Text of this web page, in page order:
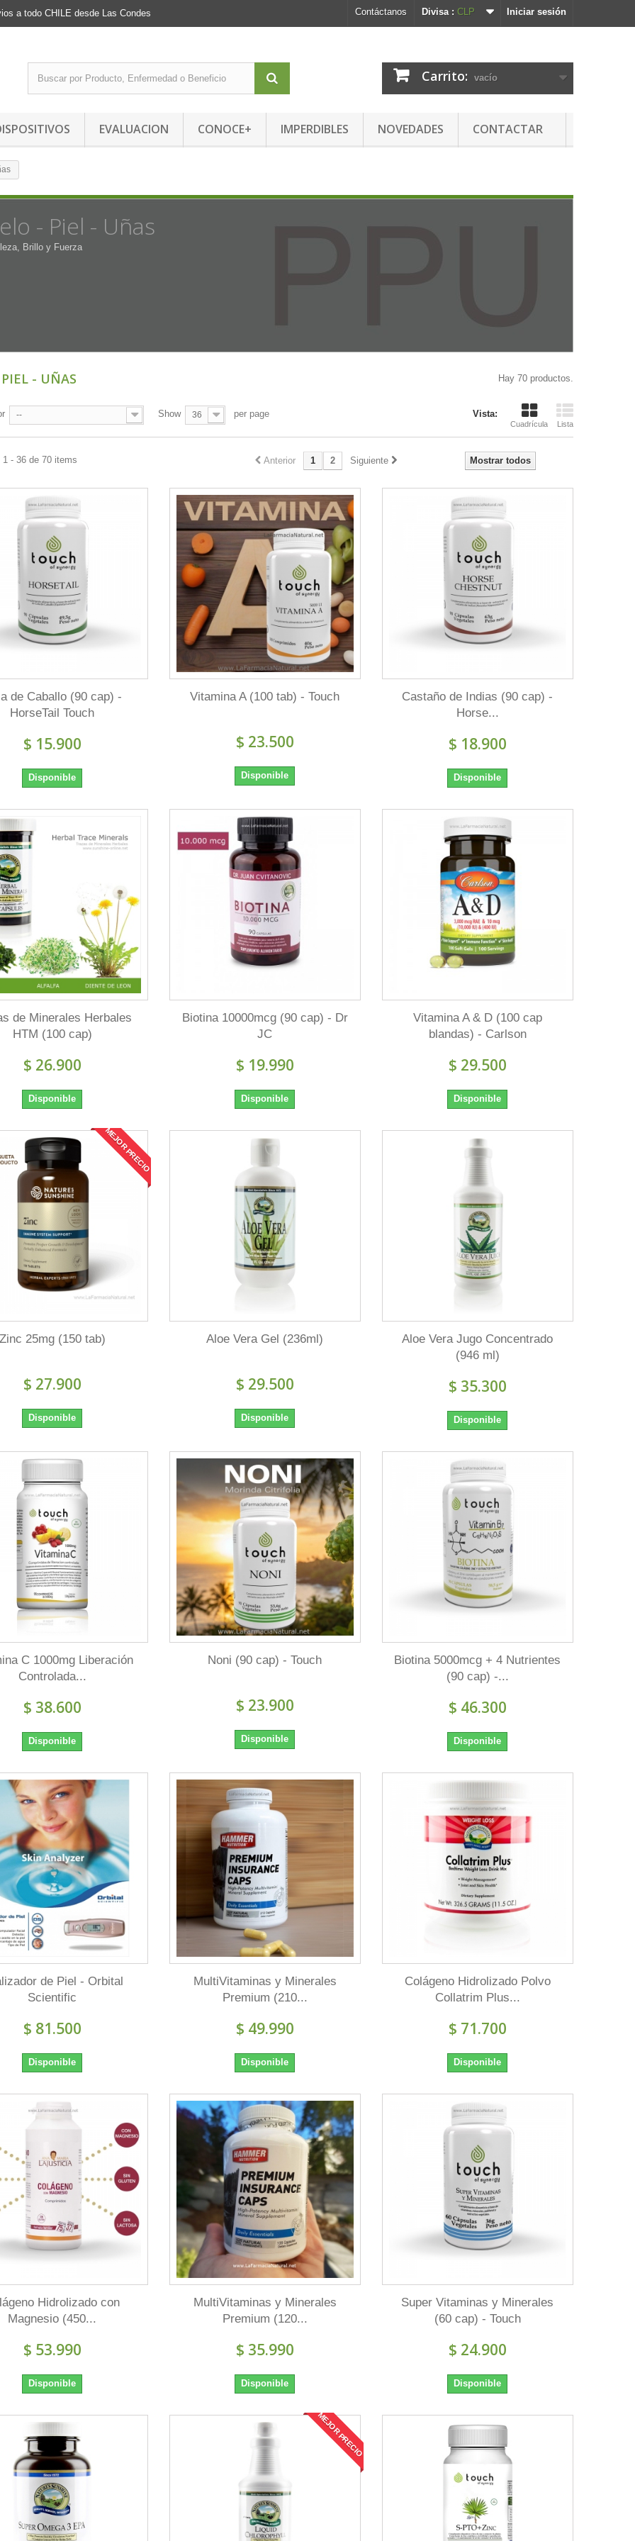
Iniciar sesión
Divisa : CLP
Contáctanos
a todo CHILE desde Las Condes
Carrito: vacío
EVALUACION CONOCE+ IMPERDIBLES NOVEDADES CONTACTAR
- Piel - Uñas
Brillo y Fuerza
- UÑAS Hay 70 productos.
Vista:
Cuadrícula Lista
-- Show 36 per page
Mostrar todos
Anterior 1 2 Siguiente
1 - 36 de 70 items
de Caballo (90 cap) -
HorseTail Touch
$ 15.900
Disponible
Vitamina A (100 tab) - Touch
$ 23.500
Disponible
Castaño de Indias (90 cap) -
Horse...
$ 18.900
Disponible
de Minerales Herbales
HTM (100 cap)
$ 26.900
Disponible
Biotina 10000mcg (90 cap) - Dr
JC
$ 19.990
Disponible
Vitamina A & D (100 cap
blandas) - Carlson
$ 29.500
Disponible
MEJOR PRECIO
25mg (150 tab)
$ 27.900
Disponible
Aloe Vera Gel (236ml)
$ 29.500
Disponible
Aloe Vera Jugo Concentrado
(946 ml)
$ 35.300
Disponible
C 1000mg Liberación
Controlada...
$ 38.600
Disponible
Noni (90 cap) - Touch
$ 23.900
Disponible
Biotina 5000mcg + 4 Nutrientes
(90 cap) -...
$ 46.300
Disponible
de Piel - Orbital
Scientific
$ 81.500
Disponible
MultiVitaminas y Minerales
Premium (210...
$ 49.990
Disponible
Colágeno Hidrolizado Polvo
Collatrim Plus...
$ 71.700
Disponible
Hidrolizado con
Magnesio (450...
$ 53.990
Disponible
MultiVitaminas y Minerales
Premium (120...
$ 35.990
Disponible
Super Vitaminas y Minerales
(60 cap) - Touch
$ 24.900
Disponible
MEJOR PRECIO